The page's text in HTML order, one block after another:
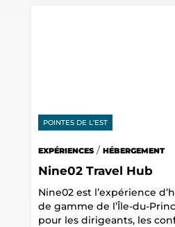
POINTES DE L’EST
EXPÉRIENCES/ HÉBERGEMENT
Nine02 Travel Hub
Nine02 est l’expérience
de gamme de l’Île-du-
pour les dirigeants, les